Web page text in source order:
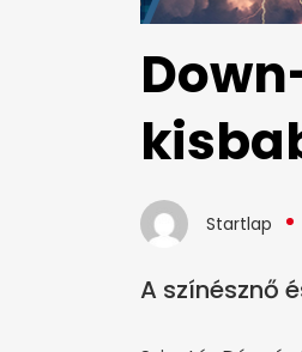
Startlap
A színésznő